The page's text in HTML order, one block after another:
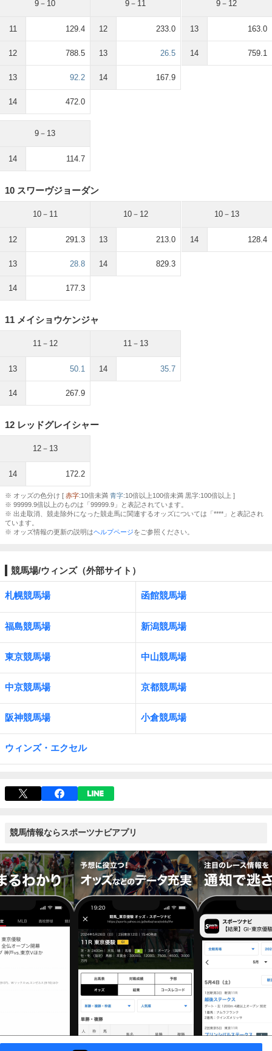
9－10
11 129.4
12 788.5
13 92.2
14 472.0
9－11
12 233.0
13 26.5
14 167.9
9－12
13 163.0
14 759.1
9－13
14 114.7
10 スワーヴジョーダン
10－11
12 291.3
13 28.8
14 177.3
10－12
13 213.0
14 829.3
10－13
14 128.4
11 メイショウケンジャ
11－12
13 50.1
14 267.9
11－13
14 35.7
12 レッドグレイシャー
12－13
14 172.2
※ オッズの色分け [ 赤字:10倍未満 青字:10倍以上100倍未満 黒字:100倍以上 ]
※ 99999.9倍以上のものは「99999.9」と表記されています。
※ 出走取消、競走除外になった競走馬に関連するオッズについては「****」と表記され
ています。
※ オッズ情報の更新の説明はヘルプページをご参照ください。
競馬場/ウィンズ（外部サイト）
札幌競馬場 函館競馬場
福島競馬場 新潟競馬場
東京競馬場 中山競馬場
中京競馬場 京都競馬場
阪神競馬場 小倉競馬場
ウィンズ・エクセル
競馬情報ならスポーツナビアプリ